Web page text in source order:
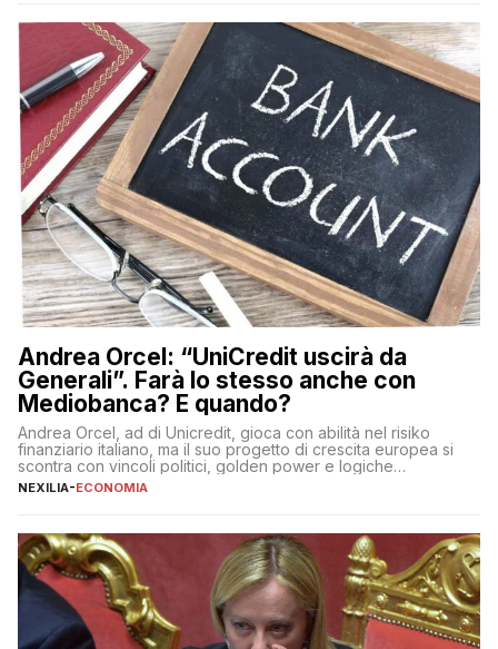
sulle criptovalute: […]
Andrea Orcel: “UniCredit uscirà da
Generali”. Farà lo stesso anche con
Mediobanca? E quando?
Andrea Orcel, ad di Unicredit, gioca con abilità nel risiko
finanziario italiano, ma il suo progetto di crescita europea si
scontra con vincoli politici, golden power e logiche
protezionistiche. Orcel e la mossa su Generali Andrea Orcel,
NEXILIA-ECONOMIA